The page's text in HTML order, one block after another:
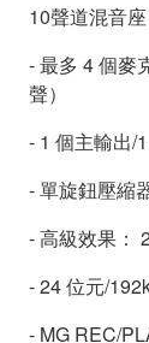
10聲道混音座
- 最多 4 個麥
聲）
- 1 個主輸出/
- 單旋鈕壓縮
- 高級效果：
- 24 位元/
- MG REC/